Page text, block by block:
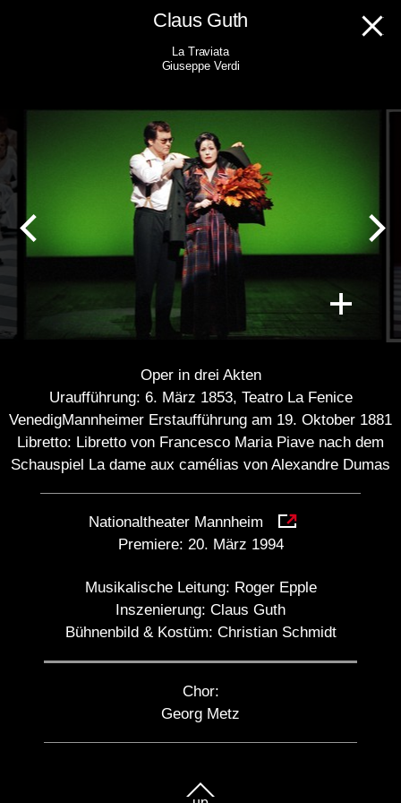
Claus Guth
La Traviata
Giuseppe Verdi
Oper in drei Akten
Uraufführung: 6. März 1853, Teatro La Fenice
VenedigMannheimer Erstaufführung am 19. Oktober 1881
Libretto: Libretto von Francesco Maria Piave nach dem
Schauspiel La dame aux camélias von Alexandre Dumas
Nationaltheater Mannheim
Premiere: 20. März 1994
Musikalische Leitung: Roger Epple
Inszenierung: Claus Guth
Bühnenbild & Kostüm: Christian Schmidt
Chor:
Georg Metz